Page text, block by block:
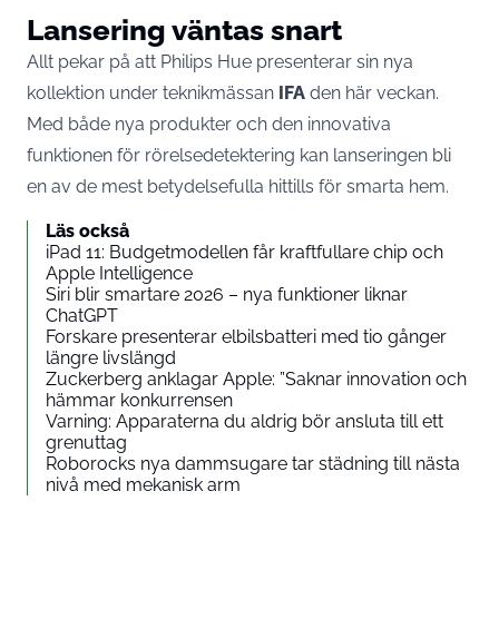
Lansering väntas snart
Allt pekar på att Philips Hue presenterar sin nya
kollektion under teknikmässan IFA den här veckan.
Med både nya produkter och den innovativa
funktionen för rörelsedetektering kan lanseringen bli
en av de mest betydelsefulla hittills för smarta hem.
Läs också
iPad 11: Budgetmodellen får kraftfullare chip och
Apple Intelligence
Siri blir smartare 2026 – nya funktioner liknar
ChatGPT
Forskare presenterar elbilsbatteri med tio gånger
längre livslängd
Zuckerberg anklagar Apple: ”Saknar innovation och
hämmar konkurrensen
Varning: Apparaterna du aldrig bör ansluta till ett
grenuttag
Roborocks nya dammsugare tar städning till nästa
nivå med mekanisk arm